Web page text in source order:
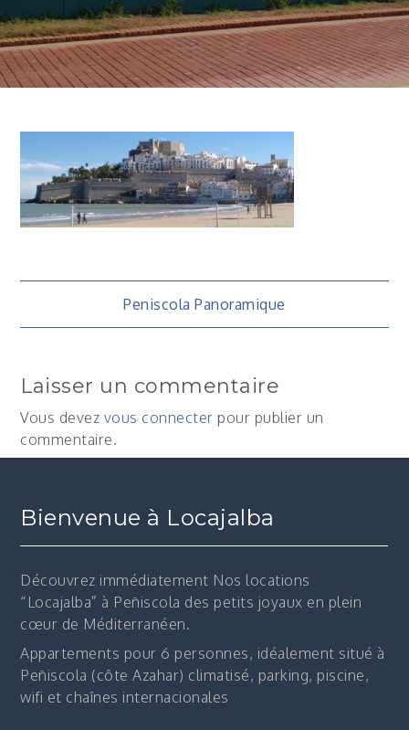
Navigation
l’article
Peniscola Panoramique
Laisser un commentaire
Vous devez vous connecter pour publier un
commentaire.
Bienvenue à Locajalba
Découvrez immédiatement Nos locations
“Locajalba” à Peñiscola des petits joyaux en plein
cœur de Méditerranéen.
Appartements pour 6 personnes, idéalement situé à
Peñiscola (côte Azahar) climatisé, parking, piscine,
wifi et chaînes internacionales